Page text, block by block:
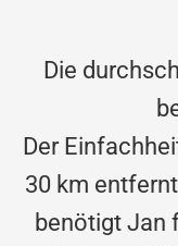
Die
Der
30 km
benötigt Jan